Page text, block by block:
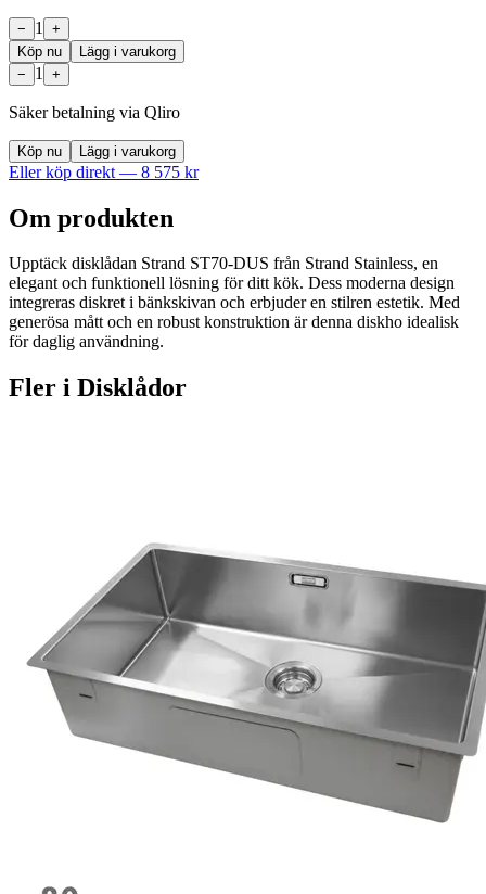
− 1
+
Köp nu
Lägg i varukorg
−
1 +
Säker betalning via Qliro
Köp nu Lägg i varukorg
Eller köp direkt — 8 575 kr
Om produkten
Upptäck disklådan Strand ST70-DUS från Strand Stainless, en
elegant och funktionell lösning för ditt kök. Dess moderna design
integreras diskret i bänkskivan och erbjuder en stilren estetik. Med
generösa mått och en robust konstruktion är denna diskho idealisk
för daglig användning.
Fler i Disklådor